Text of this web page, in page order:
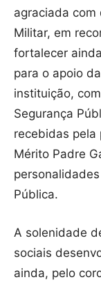
agraciada com
Militar, em
fortalecer
para o apoio
instituição,
Segurança
recebidas pela
Mérito Padre
Pública.
A solenidade
sociais
ainda, pelo